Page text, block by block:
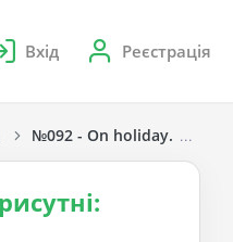
Вхід Реєстрація
№092 - On holiday.